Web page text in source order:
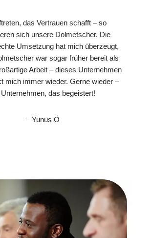
das Vertrauen schafft – so
sich unsere Dolmetscher. Die
Umsetzung hat mich überzeugt,
war sogar früher bereit als
Arbeit – dieses Unternehmen
mich immer wieder. Gerne wieder –
das begeistert!
– Yunus Ö